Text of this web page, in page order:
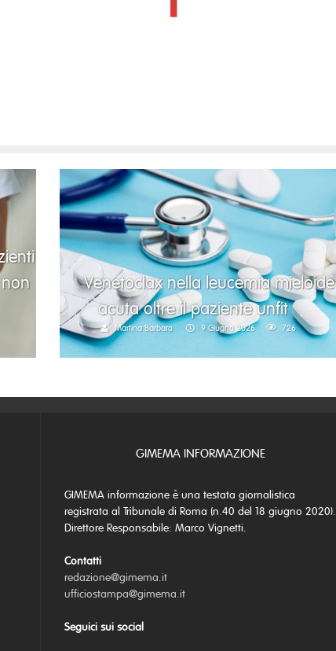
Venetoclax nella leucemia mieloide
acuta oltre il paziente unfit
Martina Barbaro 9 Giugno 2026 726
GIMEMA INFORMAZIONE
GIMEMA informazione è una testata giornalistica
registrata al Tribunale di Roma (n.40 del 18 giugno 2020).
Direttore Responsabile: Marco Vignetti.
Contatti
redazione@gimema.it
ufficiostampa@gimema.it
Seguici sui social